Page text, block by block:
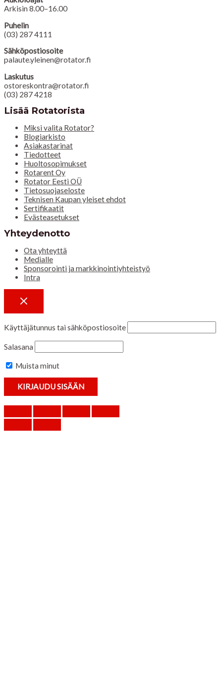
Arkisin 8.00–16.00
Puhelin
(03) 287 4111
Sähköpostiosoite
palaute.yleinen@rotator.fi
Laskutus
ostoreskontra@rotator.fi
(03) 287 4218
Lisää Rotatorista
Miksi valita Rotator?
Blogiarkisto
Asiakastarinat
Tiedotteet
Huoltosopimukset
Rotarent Oy
Rotator Eesti OÜ
Tietosuojaseloste
Teknisen Kaupan yleiset ehdot
Sertifikaatit
Evästeasetukset
Yhteydenotto
Ota yhteyttä
Medialle
Sponsorointi ja markkinointiyhteistyö
Intra
Käyttäjätunnus tai sähköpostiosoite
Salasana
Muista minut